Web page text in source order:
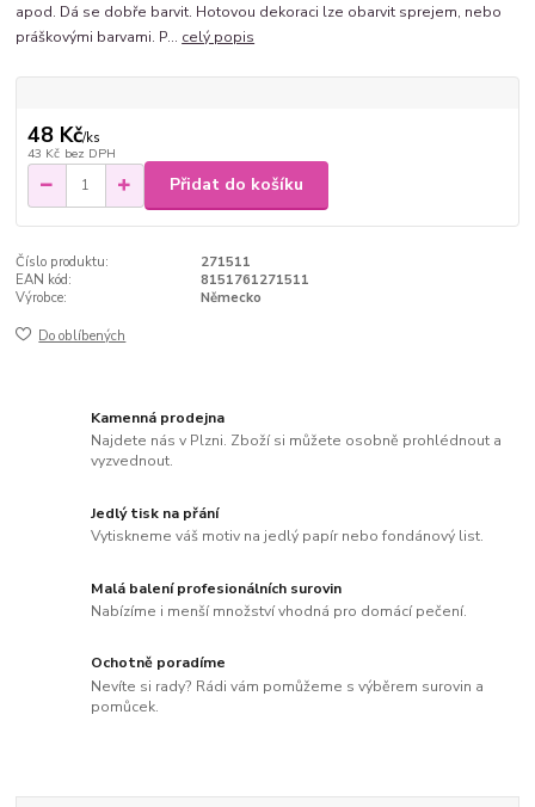
apod. Dá se dobře barvit. Hotovou dekoraci lze obarvit sprejem, nebo
práškovými barvami. P... celý popis
48 Kč/ks
43 Kč bez DPH
Přidat do košíku
Číslo produktu:
271511
EAN kód:
8151761271511
Výrobce:
Německo
Do oblíbených
Kamenná prodejna
Najdete nás v Plzni. Zboží si můžete osobně prohlédnout a
vyzvednout.
Jedlý tisk na přání
Vytiskneme váš motiv na jedlý papír nebo fondánový list.
Malá balení profesionálních surovin
Nabízíme i menší množství vhodná pro domácí pečení.
Ochotně poradíme
Nevíte si rady? Rádi vám pomůžeme s výběrem surovin a
pomůcek.